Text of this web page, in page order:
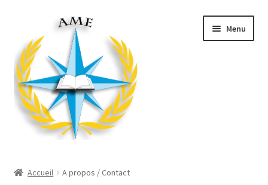
la
navigation
contenu
Menu
Accueil A propos / Contact